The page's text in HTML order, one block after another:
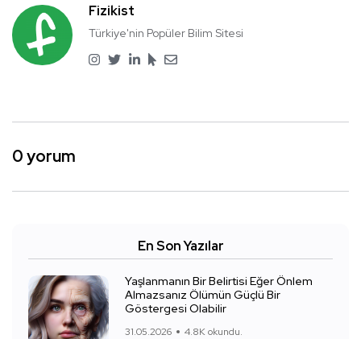
Fizikist
Türkiye'nin Popüler Bilim Sitesi
0 yorum
En Son Yazılar
Yaşlanmanın Bir Belirtisi Eğer Önlem
Almazsanız Ölümün Güçlü Bir
Göstergesi Olabilir
31.05.2026 4.8K okundu.